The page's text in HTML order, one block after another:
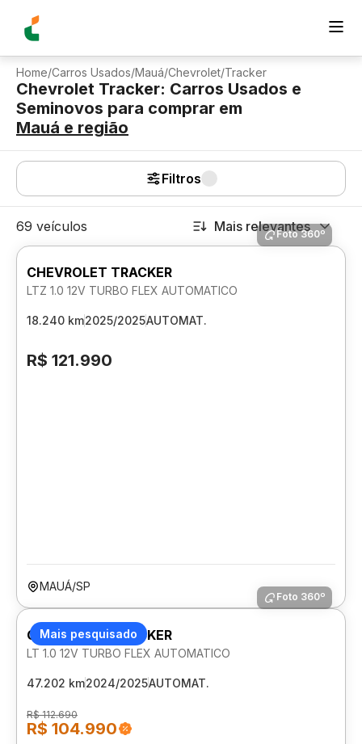
Home/Carros Usados/Mauá/Chevrolet/Tracker
Chevrolet Tracker: Carros Usados e
Seminovos para comprar em
Mauá e região
Filtros
69 veículos Mais relevantes
Foto 360º
CHEVROLET TRACKER
LTZ 1.0 12V TURBO FLEX AUTOMATICO
18.240 km2025/2025AUTOMAT.
R$ 121.990
MAUÁ/SP
Mais pesquisado
Foto 360º
CHEVROLET TRACKER
LT 1.0 12V TURBO FLEX AUTOMATICO
47.202 km2024/2025AUTOMAT.
R$ 112.690
R$ 104.990